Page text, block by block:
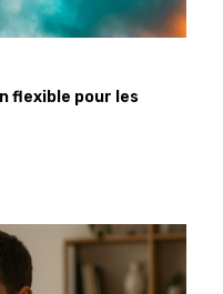
flexible pour les